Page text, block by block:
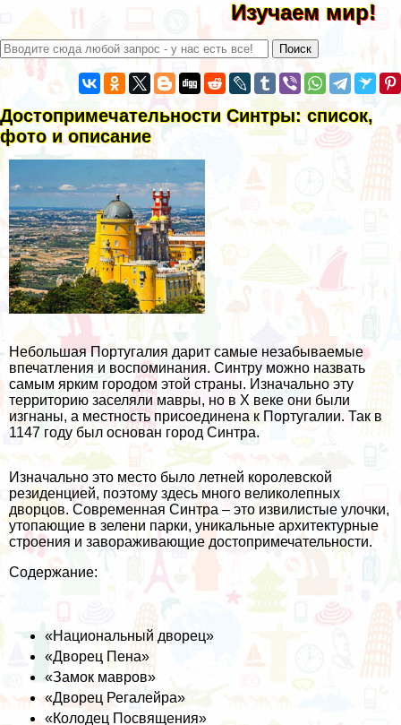
Изучаем мир!
Достопримечательности Синтры: список,
фото и описание
Небольшая Португалия дарит самые незабываемые
впечатления и воспоминания. Синтру можно назвать
самым ярким городом этой страны. Изначально эту
территорию заселяли мавры, но в X веке они были
изгнаны, а местность присоединена к Португалии. Так в
1147 году был основан город Синтра.
Изначально это место было летней королевской
резиденцией, поэтому здесь много великолепных
дворцов. Современная Синтра – это извилистые улочки,
утопающие в зелени парки, уникальные архитектурные
строения и завораживающие достопримечательности.
Содержание:
«Национальный дворец»
«Дворец Пена»
«Замок мавров»
«Дворец Регалейра»
«Колодец Посвящения»